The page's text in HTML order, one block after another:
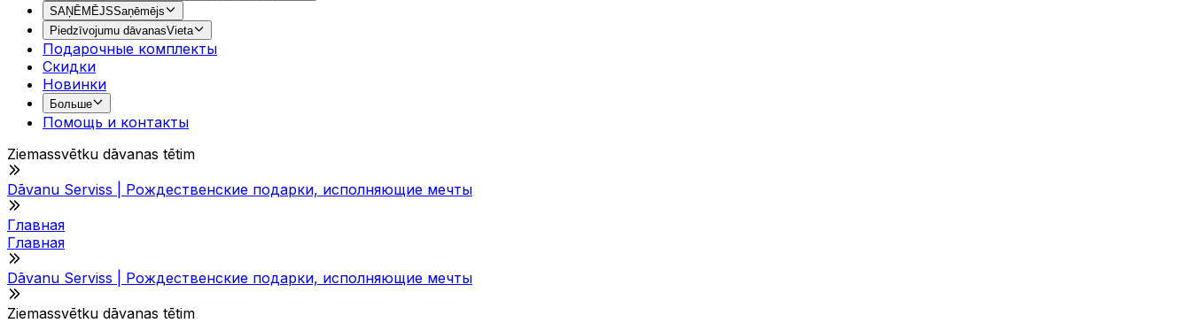
SAŅĒMĒJSSaņēmējs
Piedzīvojumu dāvanasVieta
Подарочные комплекты
Скидки
Новинки
Больше
Помощь и контакты
Ziemassvētku dāvanas tētim
Dāvanu Serviss | Рождественские подарки, исполняющие мечты
Главная
Главная
Dāvanu Serviss | Рождественские подарки, исполняющие мечты
Ziemassvētku dāvanas tētim